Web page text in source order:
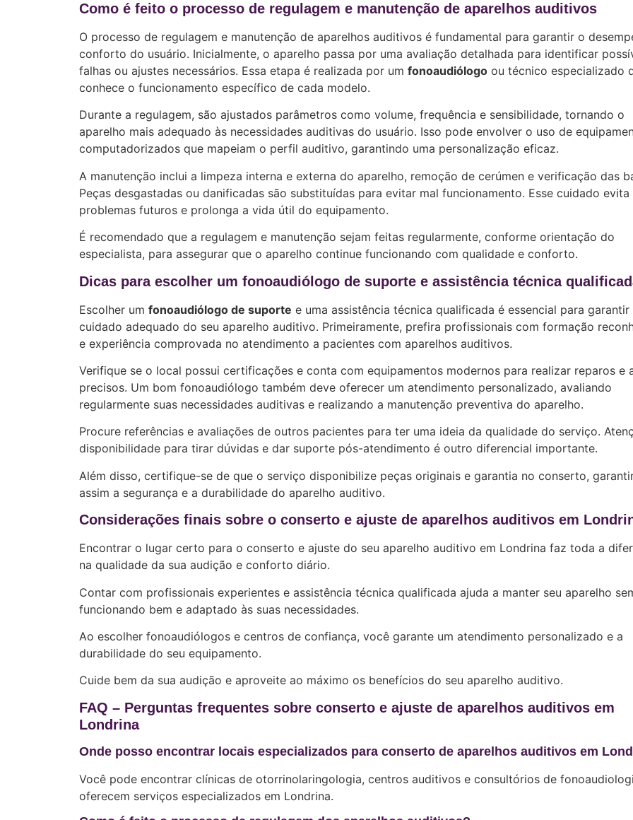
Como é feito o processo de regulagem e manutenção de aparelhos auditivos
O processo de regulagem e manutenção de aparelhos auditivos é fundamental para garantir o
conforto do usuário. Inicialmente, o aparelho passa por uma avaliação detalhada para identificar
falhas ou ajustes necessários. Essa etapa é realizada por um fonoaudiólogo ou técnico especializado
conhece o funcionamento específico de cada modelo.
Durante a regulagem, são ajustados parâmetros como volume, frequência e sensibilidade, tornando o
aparelho mais adequado às necessidades auditivas do usuário. Isso pode envolver o uso de
computadorizados que mapeiam o perfil auditivo, garantindo uma personalização eficaz.
A manutenção inclui a limpeza interna e externa do aparelho, remoção de cerúmen e verificação das
Peças desgastadas ou danificadas são substituídas para evitar mal funcionamento. Esse cuidado evita
problemas futuros e prolonga a vida útil do equipamento.
É recomendado que a regulagem e manutenção sejam feitas regularmente, conforme orientação do
especialista, para assegurar que o aparelho continue funcionando com qualidade e conforto.
Dicas para escolher um fonoaudiólogo de suporte e assistência técnica
Escolher um fonoaudiólogo de suporte e uma assistência técnica qualificada é essencial para garantir
cuidado adequado do seu aparelho auditivo. Primeiramente, prefira profissionais com formação
e experiência comprovada no atendimento a pacientes com aparelhos auditivos.
Verifique se o local possui certificações e conta com equipamentos modernos para realizar reparos e
precisos. Um bom fonoaudiólogo também deve oferecer um atendimento personalizado, avaliando
regularmente suas necessidades auditivas e realizando a manutenção preventiva do aparelho.
Procure referências e avaliações de outros pacientes para ter uma ideia da qualidade do serviço.
disponibilidade para tirar dúvidas e dar suporte pós-atendimento é outro diferencial importante.
Além disso, certifique-se de que o serviço disponibilize peças originais e garantia no conserto,
assim a segurança e a durabilidade do aparelho auditivo.
Considerações finais sobre o conserto e ajuste de aparelhos auditivos em
Encontrar o lugar certo para o conserto e ajuste do seu aparelho auditivo em Londrina faz toda a
na qualidade da sua audição e conforto diário.
Contar com profissionais experientes e assistência técnica qualificada ajuda a manter seu aparelho
funcionando bem e adaptado às suas necessidades.
Ao escolher fonoaudiólogos e centros de confiança, você garante um atendimento personalizado e a
durabilidade do seu equipamento.
Cuide bem da sua audição e aproveite ao máximo os benefícios do seu aparelho auditivo.
FAQ – Perguntas frequentes sobre conserto e ajuste de aparelhos auditivos em
Londrina
Onde posso encontrar locais especializados para conserto de aparelhos auditivos em
Você pode encontrar clínicas de otorrinolaringologia, centros auditivos e consultórios de
oferecem serviços especializados em Londrina.